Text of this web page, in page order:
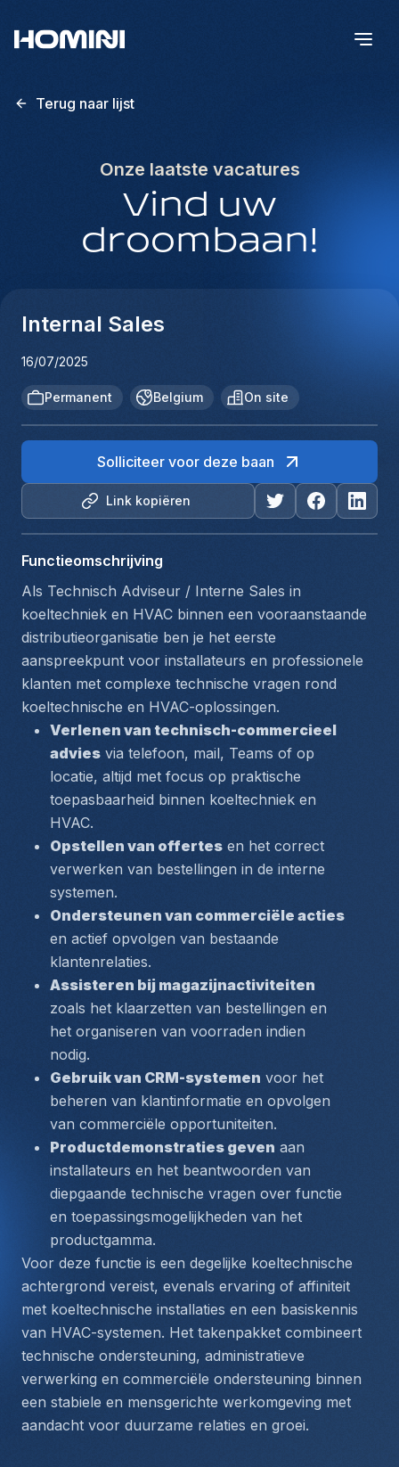
Terug naar lijst
Onze laatste vacatures
Vind uw
droombaan!
Internal Sales
16/07/2025
Permanent Belgium On site
Link kopiëren
Solliciteer voor deze baan
Functieomschrijving
Als Technisch Adviseur / Interne Sales in
koeltechniek en HVAC binnen een vooraanstaande
distributieorganisatie ben je het eerste
aanspreekpunt voor installateurs en professionele
klanten met complexe technische vragen rond
koeltechnische en HVAC-oplossingen.
Verlenen van technisch-commercieel
advies via telefoon, mail, Teams of op
locatie, altijd met focus op praktische
toepasbaarheid binnen koeltechniek en
HVAC.
Opstellen van offertes en het correct
verwerken van bestellingen in de interne
systemen.
Ondersteunen van commerciële acties
en actief opvolgen van bestaande
klantenrelaties.
Assisteren bij magazijnactiviteiten
zoals het klaarzetten van bestellingen en
het organiseren van voorraden indien
nodig.
Gebruik van CRM-systemen voor het
beheren van klantinformatie en opvolgen
van commerciële opportuniteiten.
Productdemonstraties geven aan
installateurs en het beantwoorden van
diepgaande technische vragen over functie
en toepassingsmogelijkheden van het
productgamma.
Voor deze functie is een degelijke koeltechnische
achtergrond vereist, evenals ervaring of affiniteit
met koeltechnische installaties en een basiskennis
van HVAC-systemen. Het takenpakket combineert
technische ondersteuning, administratieve
verwerking en commerciële ondersteuning binnen
een stabiele en mensgerichte werkomgeving met
aandacht voor duurzame relaties en groei.